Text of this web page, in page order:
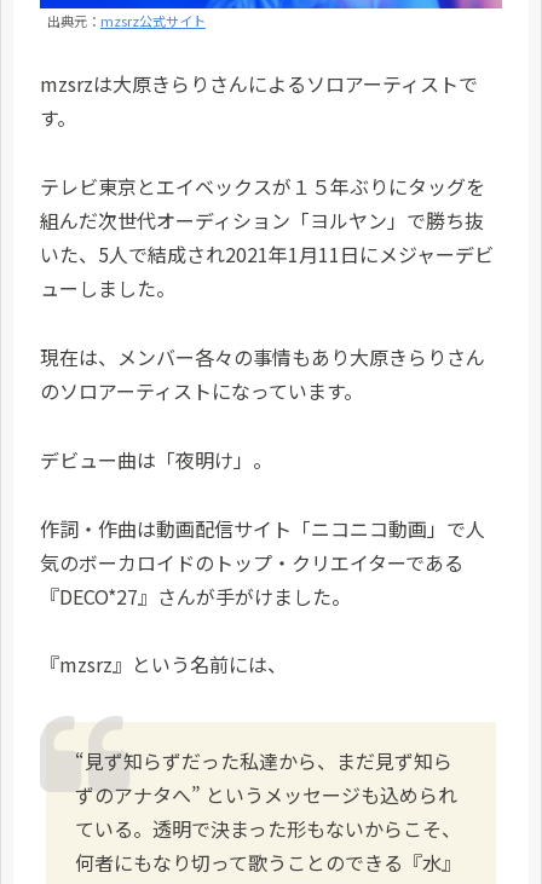
出典元： mzsrz公式サイト
mzsrzは大原きらりさんによるソロアーティストで
す。
テレビ東京とエイベックスが１５年ぶりにタッグを
組んだ次世代オーディション「ヨルヤン」で勝ち抜
いた、5人で結成され2021年1月11日にメジャーデビ
ューしました。
現在は、メンバー各々の事情もあり大原きらりさん
のソロアーティストになっています。
デビュー曲は「夜明け」。
作詞・作曲は動画配信サイト「ニコニコ動画」で人
気のボーカロイドのトップ・クリエイターである
『DECO*27』さんが手がけました。
『mzsrz』という名前には、
“見ず知らずだった私達から、まだ見ず知ら
ずのアナタへ” というメッセージも込められ
ている。透明で決まった形もないからこそ、
何者にもなり切って歌うことのできる『水』